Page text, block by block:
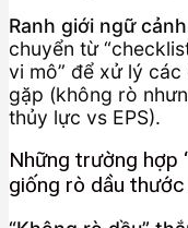
Ranh giới ngữ
chuyển từ
vi mô” để xử lý các
gặp (không rò
thủy lực vs EPS).
Những trường hợp
giống rò dầu thước